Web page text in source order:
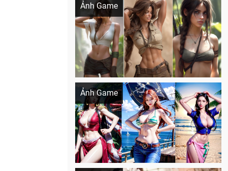
Ảnh Game
Ảnh Game
Khi AI Cosplay gái đẹp One Piece
Cosplay Xiangling siêu cute